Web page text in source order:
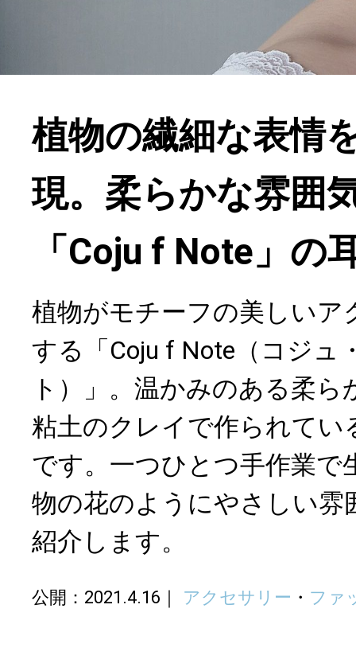
植物の繊細な表情
現。柔らかな雰囲
「Coju f Note」の
植物がモチーフの美しいア
する「Coju f Note（コジュ
ト）」。温かみのある柔ら
粘土のクレイで作られてい
です。一つひとつ手作業で
物の花のようにやさしい雰
紹介します。
公開：2021.4.16 アクセサリー ・ ファ